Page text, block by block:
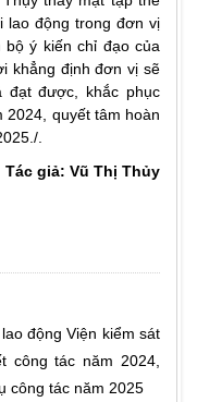
lao động trong đơn vị
ý kiến chỉ đạo của
khẳng định đơn vị sẽ
đạt được, khắc phục
2024, quyết tâm hoàn
.
Tác giả: Vũ Thị Thủy
động Viện kiểm sát
công tác năm 2024,
công tác năm 2025